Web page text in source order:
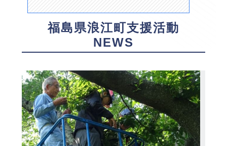
福島県浪江町支援活動
NEWS